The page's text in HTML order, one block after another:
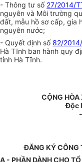
- Thông tư số 27/2014/
nguyên và Môi trường
đất, mẫu hồ sơ cấp, gia
nguyên nước;
- Quyết định số82/
Hà Tĩnh ban hành quy
tỉnh Hà Tĩnh.
CỘNG
Độc
ĐĂNG KÝ CÔNG
A - PHẦN DÀNH CHO